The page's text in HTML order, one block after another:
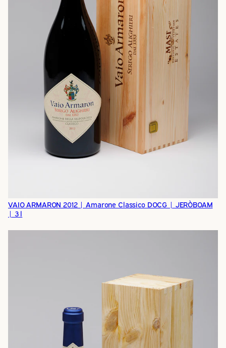
VAIO ARMARON 2012 | Amarone Classico DOCG | JERÒBOAM
| 3 l